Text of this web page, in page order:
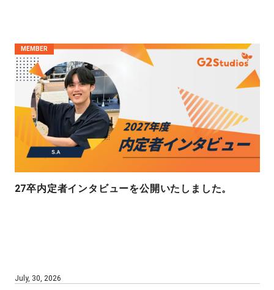
MEMBER
27卒内定者インタビューを公開いたしました。
July, 30, 2026